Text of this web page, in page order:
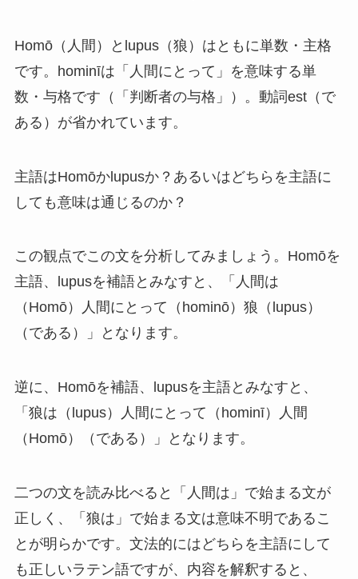
Homō（人間）とlupus（狼）はともに単数・主格
です。hominīは「人間にとって」を意味する単
数・与格です（「判断者の与格」）。動詞est（で
ある）が省かれています。
主語はHomōかlupusか？あるいはどちらを主語に
しても意味は通じるのか？
この観点でこの文を分析してみましょう。Homōを
主語、lupusを補語とみなすと、「人間は
（Homō）人間にとって（hominō）狼（lupus）
（である）」となります。
逆に、Homōを補語、lupusを主語とみなすと、
「狼は（lupus）人間にとって（hominī）人間
（Homō）（である）」となります。
二つの文を読み比べると「人間は」で始まる文が
正しく、「狼は」で始まる文は意味不明であるこ
とが明らかです。文法的にはどちらを主語にして
も正しいラテン語ですが、内容を解釈すると、